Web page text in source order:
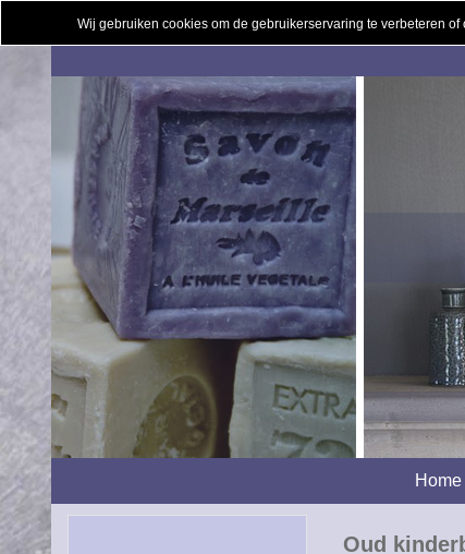
Home
Oud
Wij gebruiken cookies om de gebruikerservaring te verbeteren